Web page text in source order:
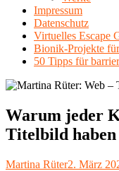
Impressum
Datenschutz
Virtuelles Escape
Bionik-Projekte
50 Tipps für
Warum jeder
Titelbild haben
Autor
Martina Rüter2. März